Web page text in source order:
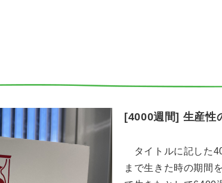
[4000週間] 生産性
タイトルに記した
まで生きた時の期間